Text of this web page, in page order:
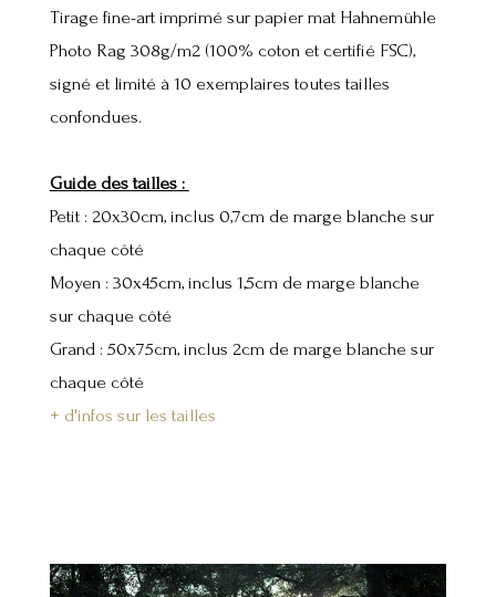
Tirage fine-art imprimé sur papier mat Hahnemühle
Photo Rag 308g/m2 (100% coton et certifié FSC),
signé et limité à 10 exemplaires toutes tailles
confondues.
Guide des tailles :
Petit : 20x30cm, inclus 0,7cm de marge blanche sur
chaque côté
Moyen : 30x45cm, inclus 1,5cm de marge blanche
sur chaque côté
Grand : 50x75cm, inclus 2cm de marge blanche sur
chaque côté
+ d'infos sur les tailles